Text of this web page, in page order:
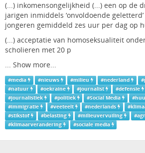
(...) inkomensongelijkheid (...) een op de
jarigen inmiddels ‘onvoldoende
jongeren gemiddeld zes uur per dag op
(...) acceptatie van homoseksualiteit
scholieren met 20 p
... Show more...
#media #nieuws #milieu #nederland #
#natuur #oekraine #journalist #defensie
#journalistiek #politiek #Social Media #
#immigratie #veeteelt #nederlands #
#stikstof #belasting #milieuvervuiling #
#klimaarverandering #sociale media